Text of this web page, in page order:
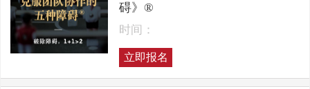
碍》®
时间：
立即报名